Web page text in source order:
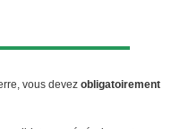
vous devez obligatoirement